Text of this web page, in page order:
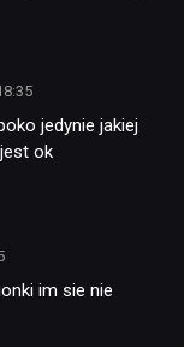
jedynie jakiej
ok
im sie nie